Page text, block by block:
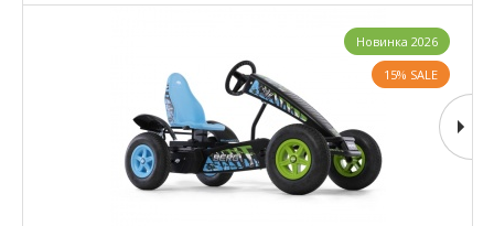
Новинка 2026
15% SALE